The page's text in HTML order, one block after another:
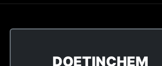
DOETINCHEM